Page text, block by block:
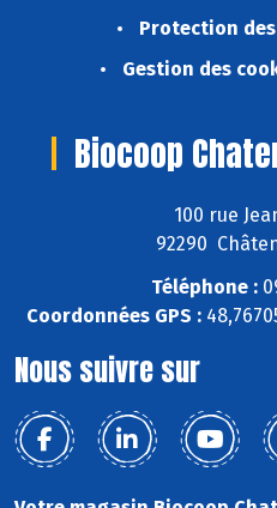
Protection
Gestion des
Biocoop
100 rue
92290
Téléphone :
Coordonnées GPS :
Nous suivre sur